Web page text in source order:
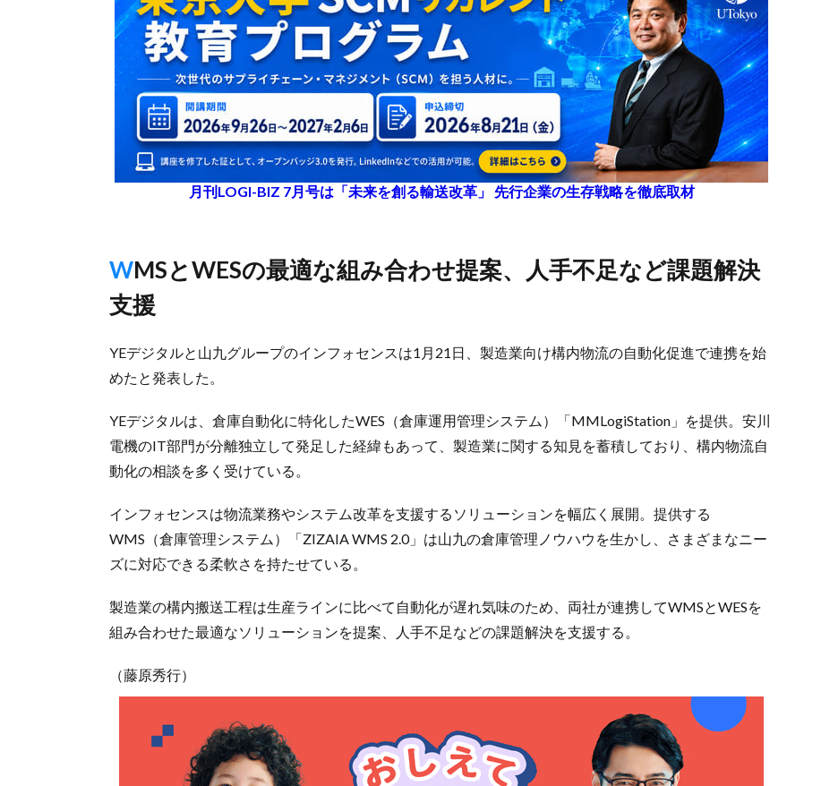
月刊LOGI-BIZ 7月号は「未来を創る輸送改革」 先行企業の生存戦略を徹底取材
WMSとWESの最適な組み合わせ提案、人手不足など課題解決
支援
YEデジタルと山九グループのインフォセンスは1月21日、製造業向け構内物流の自動化促進で連携を始
めたと発表した。
YEデジタルは、倉庫自動化に特化したWES（倉庫運用管理システム）「MMLogiStation」を提供。安川
電機のIT部門が分離独立して発足した経緯もあって、製造業に関する知見を蓄積しており、構内物流自
動化の相談を多く受けている。
インフォセンスは物流業務やシステム改革を支援するソリューションを幅広く展開。提供する
WMS（倉庫管理システム）「ZIZAIA WMS 2.0」は山九の倉庫管理ノウハウを生かし、さまざまなニー
ズに対応できる柔軟さを持たせている。
製造業の構内搬送工程は生産ラインに比べて自動化が遅れ気味のため、両社が連携してWMSとWESを
組み合わせた最適なソリューションを提案、人手不足などの課題解決を支援する。
（藤原秀行）